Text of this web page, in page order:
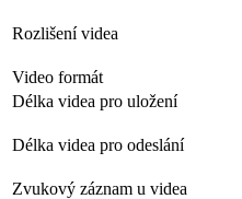
Rozlišení videa
Video formát
Délka videa pro uložení
Délka videa pro odeslání
Zvukový záznam u videa